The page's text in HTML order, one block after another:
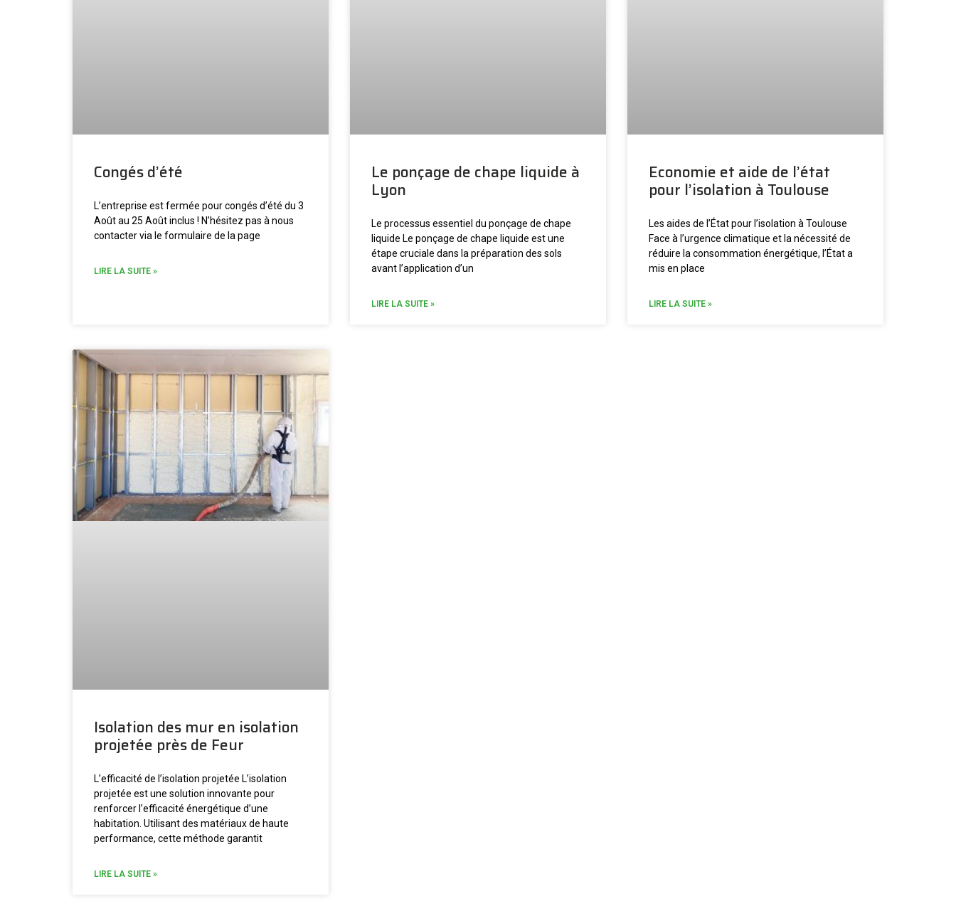
Congés d’été
L’entreprise est fermée pour congés d’été du 3
Août au 25 Août inclus ! N’hésitez pas à nous
contacter via le formulaire de la page
LIRE LA SUITE »
Le ponçage de chape liquide à
Lyon
Le processus essentiel du ponçage de chape
liquide Le ponçage de chape liquide est une
étape cruciale dans la préparation des sols
avant l’application d’un
LIRE LA SUITE »
Economie et aide de l’état
pour l’isolation à Toulouse
Les aides de l’État pour l’isolation à Toulouse
Face à l’urgence climatique et la nécessité de
réduire la consommation énergétique, l’État a
mis en place
LIRE LA SUITE »
Isolation des mur en isolation
projetée près de Feur
L’efficacité de l’isolation projetée L’isolation
projetée est une solution innovante pour
renforcer l’efficacité énergétique d’une
habitation. Utilisant des matériaux de haute
performance, cette méthode garantit
LIRE LA SUITE »